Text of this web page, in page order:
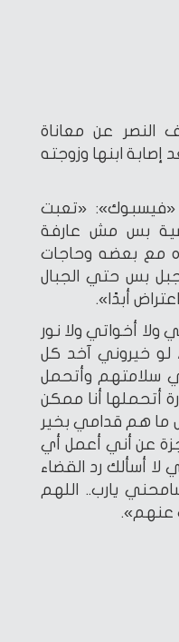
النصر عن معاناة
إصابة ابنها وزوجته
«تعبت
بس مش عارفة
مع بعضه وحاجات
بس حتي الجبال
أبدًا».
ولا أخواتي ولا نور
لو خيروني آخد كل
سلامتهم وأتحمل
أتحملها أنا ممكن
ما هم قدامي بخير
عن أني أعمل أي
لا أسألك رد القضاء
يارب.. اللهم
عنهم».